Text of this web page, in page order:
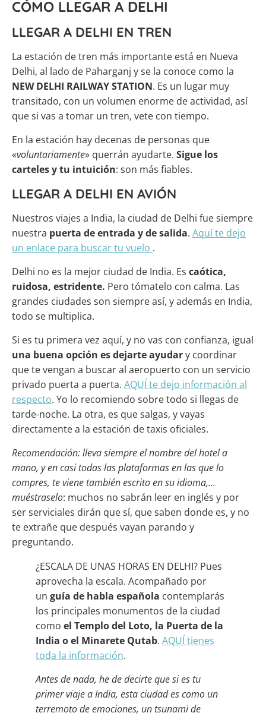
CÓMO LLEGAR A DELHI
LLEGAR A DELHI EN TREN
La estación de tren más importante está en Nueva
Delhi, al lado de Paharganj y se la conoce como la
NEW DELHI RAILWAY STATION. Es un lugar muy
transitado, con un volumen enorme de actividad, así
que si vas a tomar un tren, vete con tiempo.
En la estación hay decenas de personas que
«voluntariamente» querrán ayudarte. Sigue los
carteles y tu intuición: son más fiables.
LLEGAR A DELHI EN AVIÓN
Nuestros viajes a India, la ciudad de Delhi fue siempre
nuestra puerta de entrada y de salida. Aquí te dejo
un enlace para buscar tu vuelo .
Delhi no es la mejor ciudad de India. Es caótica,
ruidosa, estridente. Pero tómatelo con calma. Las
grandes ciudades son siempre así, y además en India,
todo se multiplica.
Si es tu primera vez aquí, y no vas con confianza, igual
una buena opción es dejarte ayudary coordinar
que te vengan a buscar al aeropuerto con un servicio
privado puerta a puerta. AQUÍ te dejo información al
respecto. Yo lo recomiendo sobre todo si llegas de
tarde-noche. La otra, es que salgas, y vayas
directamente a la estación de taxis oficiales.
Recomendación: lleva siempre el nombre del hotel a
mano, y en casi todas las plataformas en las que lo
compres, te viene también escrito en su idioma,…
muéstraselo: muchos no sabrán leer en inglés y por
ser serviciales dirán que sí, que saben donde es, y no
te extrañe que después vayan parando y
preguntando.
¿ESCALA DE UNAS HORAS EN DELHI? Pues
aprovecha la escala. Acompañado por
un guía de habla española contemplarás
los principales monumentos de la ciudad
como el Templo del Loto, la Puerta de la
India o el Minarete Qutab. AQUÍ tienes
toda la información.
Antes de nada, he de decirte que si es tu
primer viaje a India, esta ciudad es como un
terremoto de emociones, un tsunami de